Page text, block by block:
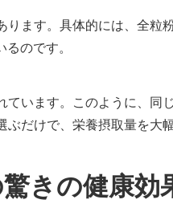
ます。具体的には、全粒
のです。
います。このように、同
だけで、栄養摂取量を大
きの健康効